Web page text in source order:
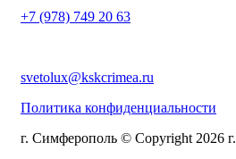
+7 (978) 749 20 63
svetolux@kskcrimea.ru
Политика конфиденциальности
г. Симферополь © Copyright 2026 г.